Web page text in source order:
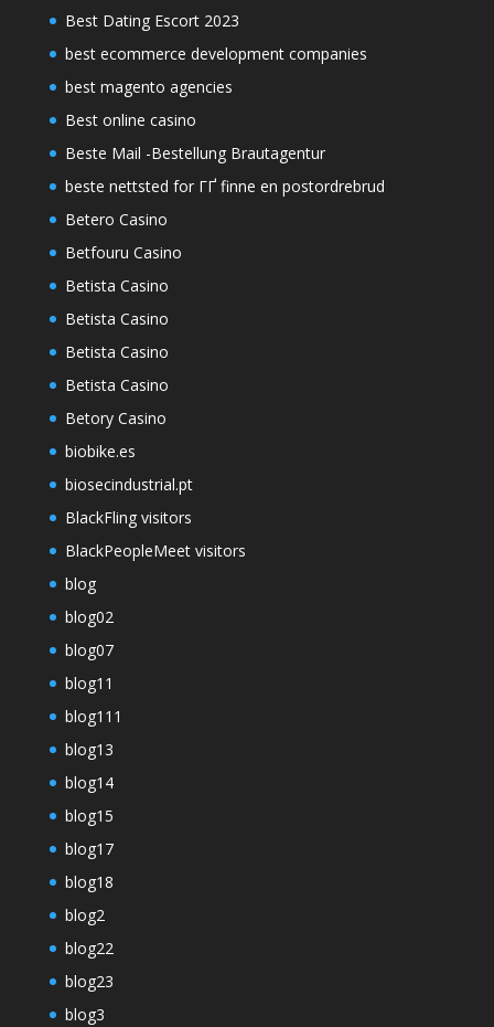
Best Dating Escort 2023
best ecommerce development companies
best magento agencies
Best online casino
Beste Mail -Bestellung Brautagentur
beste nettsted for ГҐ finne en postordrebrud
Betero Casino
Betfouru Casino
Betista Casino
Betista Casino
Betista Casino
Betista Casino
Betory Casino
biobike.es
biosecindustrial.pt
BlackFling visitors
BlackPeopleMeet visitors
blog
blog02
blog07
blog11
blog111
blog13
blog14
blog15
blog17
blog18
blog2
blog22
blog23
blog3